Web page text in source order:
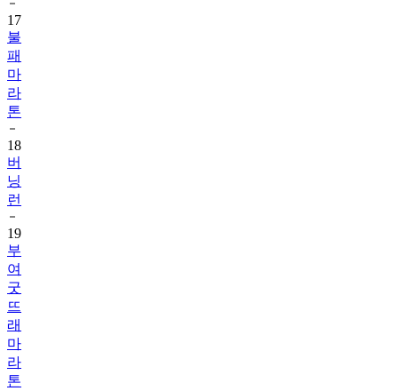
17
불
패
마
라
톤
18
버
닝
런
19
부
여
굿
뜨
래
마
라
톤